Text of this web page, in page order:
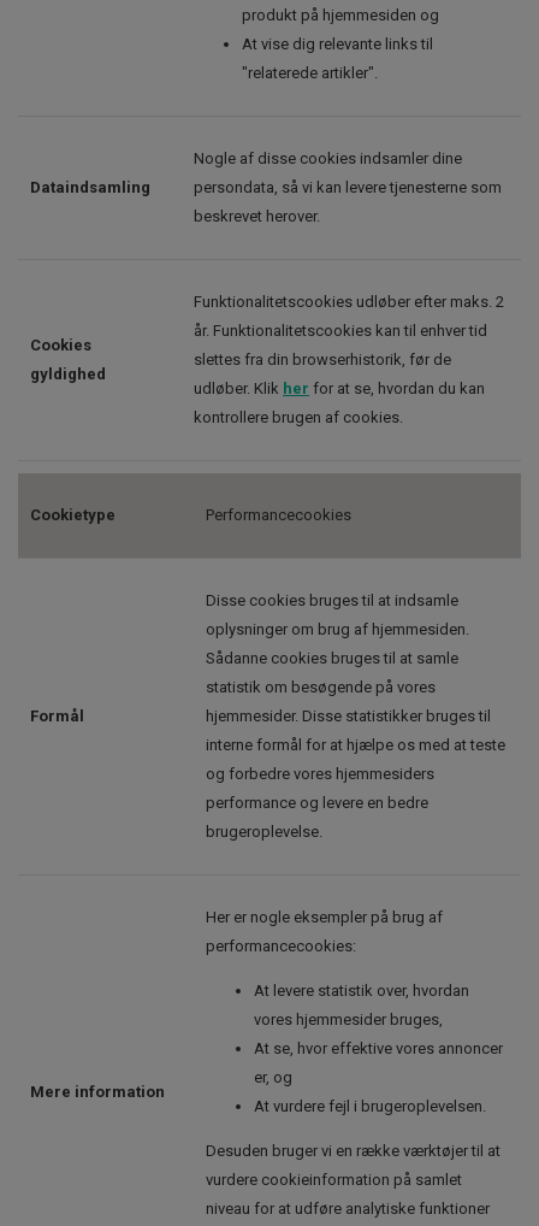
produkt på hjemmesiden og
At vise dig relevante links til
"relaterede artikler".
Dataindsamling
Nogle af disse cookies indsamler dine
persondata, så vi kan levere tjenesterne som
beskrevet herover.
Cookies
gyldighed
Funktionalitetscookies udløber efter maks. 2
år. Funktionalitetscookies kan til enhver tid
slettes fra din browserhistorik, før de
udløber. Klik her for at se, hvordan du kan
kontrollere brugen af cookies.
Cookietype Performancecookies
Formål
Disse cookies bruges til at indsamle
oplysninger om brug af hjemmesiden.
Sådanne cookies bruges til at samle
statistik om besøgende på vores
hjemmesider. Disse statistikker bruges til
interne formål for at hjælpe os med at teste
og forbedre vores hjemmesiders
performance og levere en bedre
brugeroplevelse.
Mere information
Her er nogle eksempler på brug af
performancecookies:
At levere statistik over, hvordan
vores hjemmesider bruges,
At se, hvor effektive vores annoncer
er, og
At vurdere fejl i brugeroplevelsen.
Desuden bruger vi en række værktøjer til at
vurdere cookieinformation på samlet
niveau for at udføre analytiske funktioner